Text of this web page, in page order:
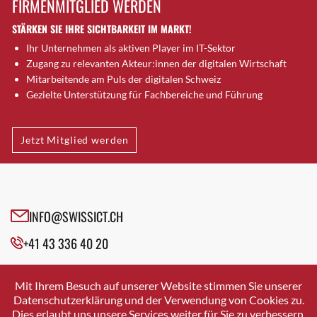
Brugg AG
Brütten
Bubendorf
Bubikon
Buchs (SG)
Bäretswil
Bülach
Cazis
Crissier
Davos Platz
Dierikon
Dietikon
FIRMENMITGLIED WERDEN
STÄRKEN SIE IHRE SICHTBARKEIT IM MARKT!
Ihr Unternehmen als aktiven Player im IT-Sektor
Zugang zu relevanten Akteur:innen der digitalen Wirtschaft
Mitarbeitende am Puls der digitalen Schweiz
Gezielte Unterstützung für Fachbereiche und Führung
Jetzt Mitglied werden
INFO@SWISSICT.CH
+41 43 336 40 20
SWISSICT
VULKANSTRASSE 120
8048 ZURICH
Mit Ihrem Besuch auf unserer Website stimmen Sie unserer
Datenschutzerklärung und der Verwendung von Cookies zu.
Dies erlaubt uns unsere Services weiter für Sie zu verbessern.